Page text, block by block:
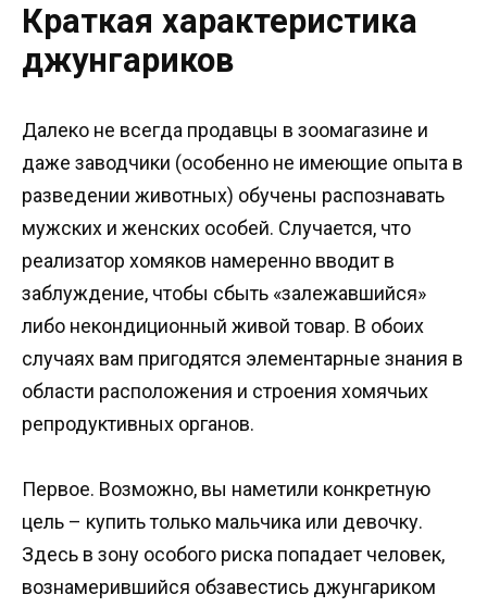
Краткая характеристика
джунгариков
Далеко не всегда продавцы в зоомагазине и
даже заводчики (особенно не имеющие опыта в
разведении животных) обучены распознавать
мужских и женских особей. Случается, что
реализатор хомяков намеренно вводит в
заблуждение, чтобы сбыть «залежавшийся»
либо некондиционный живой товар. В обоих
случаях вам пригодятся элементарные знания в
области расположения и строения хомячьих
репродуктивных органов.
Первое. Возможно, вы наметили конкретную
цель – купить только мальчика или девочку.
Здесь в зону особого риска попадает человек,
вознамерившийся обзавестись джунгариком